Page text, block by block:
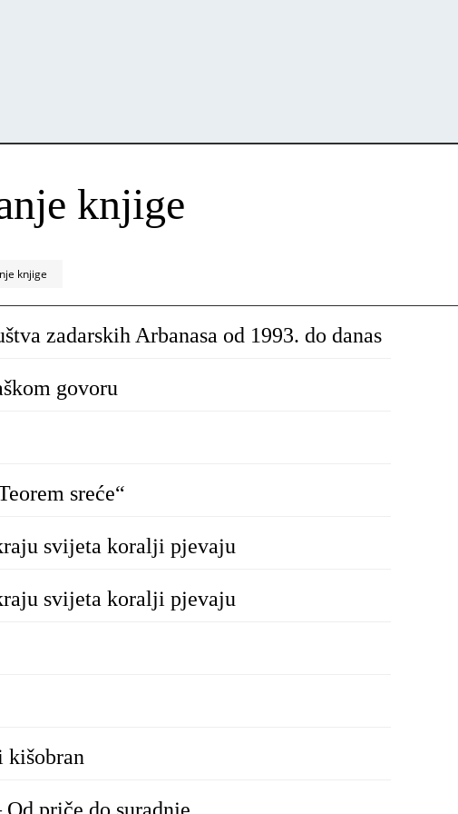
knjige
knjige
zadarskih Arbanasa od 1993. do danas
govoru
sreće“
svijeta koralji pjevaju
svijeta koralji pjevaju
kišobran